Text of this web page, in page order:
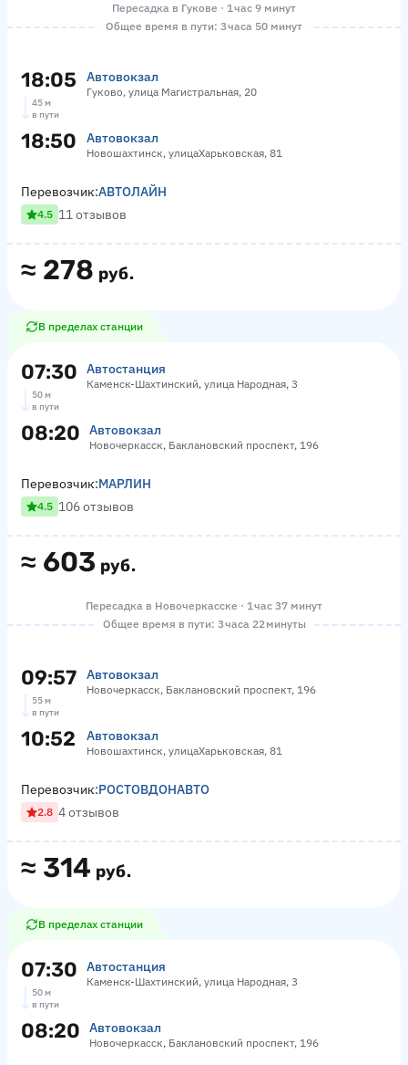
Пересадка в Гукове · 1 час 9 минут
Общее время в пути: 3 часа 50 минут
18:05 Автовокзал
Гуково, улица Магистральная, 20
45 м
в пути
18:50 Автовокзал
Новошахтинск, улицаХарьковская, 81
≈ 278 руб.
Перевозчик:АВТОЛАЙН
4.5 11 отзывов
В пределах станции
07:30 Автостанция
Каменск-Шахтинский, улица Народная, 3
50 м
в пути
08:20 Автовокзал
Новочеркасск, Баклановский проспект, 196
≈ 603 руб.
Перевозчик:МАРЛИН
4.5 106 отзывов
Пересадка в Новочеркасске · 1 час 37 минут
Общее время в пути: 3 часа 22 минуты
09:57 Автовокзал
Новочеркасск, Баклановский проспект, 196
55 м
в пути
10:52 Автовокзал
Новошахтинск, улицаХарьковская, 81
≈ 314 руб.
Перевозчик:РОСТОВДОНАВТО
2.8 4 отзывов
В пределах станции
07:30 Автостанция
Каменск-Шахтинский, улица Народная, 3
50 м
в пути
08:20 Автовокзал
Новочеркасск, Баклановский проспект, 196